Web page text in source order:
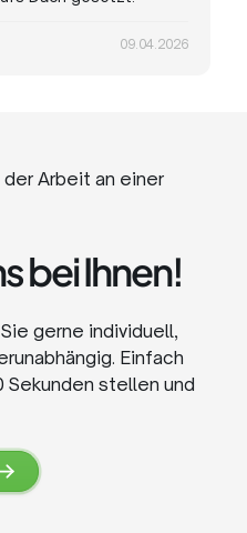
09.04.2026
bei Ihnen!
gerne individuell,
Einfach
Sekunden stellen und